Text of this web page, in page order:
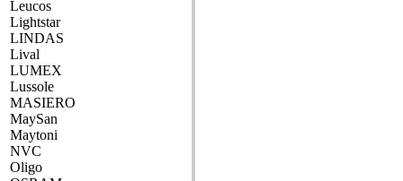
Leucos
Lightstar
LINDAS
Lival
LUMEX
Lussole
MASIERO
MaySan
Maytoni
NVC
Oligo